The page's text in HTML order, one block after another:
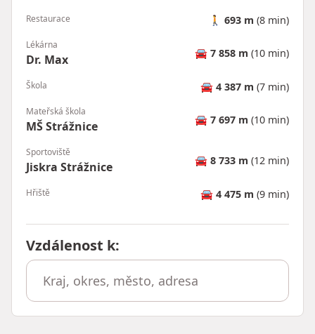
Restaurace 🚶 693 m (8 min)
Lékárna
Dr. Max 🚘 7 858 m (10 min)
Škola 🚘 4 387 m (7 min)
Mateřská škola
MŠ Strážnice 🚘 7 697 m (10 min)
Sportoviště
Jiskra Strážnice 🚘 8 733 m (12 min)
Hřiště 🚘 4 475 m (9 min)
Vzdálenost k: